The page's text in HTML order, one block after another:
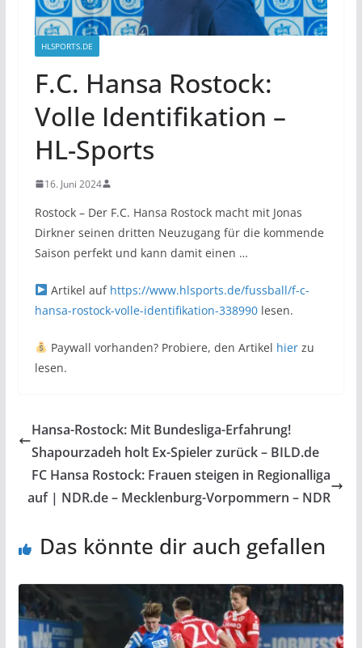
HLSPORTS.DE
F.C. Hansa Rostock:
Volle Identifikation –
HL-Sports
16. Juni 2024
Rostock – Der F.C. Hansa Rostock macht mit Jonas
Dirkner seinen dritten Neuzugang für die kommende
Saison perfekt und kann damit einen …
Artikel auf https://www.hlsports.de/fussball/f-c-
hansa-rostock-volle-identifikation-338990lesen.
Paywall vorhanden? Probiere, den Artikel hierzu
lesen.
Hansa-Rostock: Mit Bundesliga-Erfahrung!
Shapourzadeh holt Ex-Spieler zurück – BILD.de
FC Hansa Rostock: Frauen steigen in Regionalliga
auf | NDR.de – Mecklenburg-Vorpommern – NDR
Das könnte dir auch gefallen